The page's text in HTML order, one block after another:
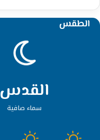
الطقس
القدس
سماء صافية